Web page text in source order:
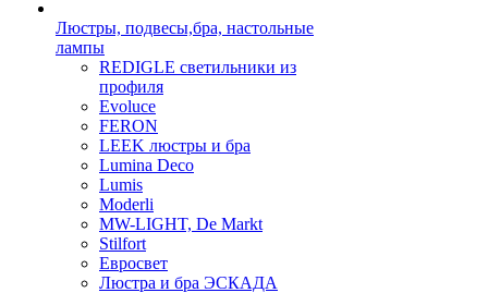
Люстры, подвесы,бра, настольные
лампы
REDIGLE светильники из
профиля
Evoluce
FERON
LEEK люстры и бра
Lumina Deco
Lumis
Moderli
MW-LIGHT, De Markt
Stilfort
Евросвет
Люстра и бра ЭСКАДА